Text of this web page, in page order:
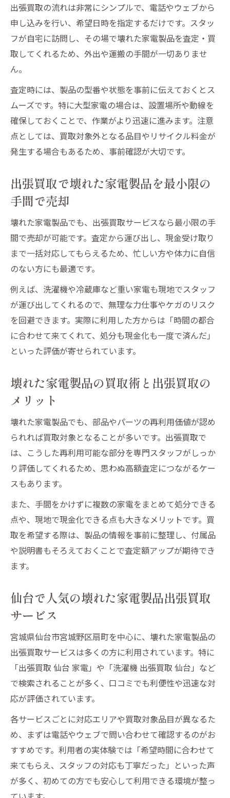
出張買取の流れは非常にシンプルで、電話やウェブから
申し込みを行い、希望日時を指定するだけです。スタッ
フが自宅に訪問し、その場で壊れた家電製品を査定・買
取してくれるため、外出や運搬の手間が一切ありませ
ん。
査定時には、製品の型番や状態を事前に伝えておくとス
ムーズです。特に大型家電の場合は、設置場所や動線を
確保しておくことで、作業がより迅速に進みます。注意
点としては、買取対象外となる品目やリサイクル料金が
発生する場合もあるため、事前確認が大切です。
出張買取で壊れた家電製品を最小限の
手間で売却
壊れた家電製品でも、出張買取サービスなら最小限の手
間で売却が可能です。査定から運び出し、現金受け取り
まで一括対応してもらえるため、忙しい方や体力に自信
のない方にも最適です。
例えば、洗濯機や冷蔵庫など重い家電も現地でスタッフ
が運び出してくれるので、無理な力仕事やケガのリスク
を回避できます。実際に利用した方からは「時間の都合
に合わせて来てくれて、処分も現金化も一度で済んだ」
といった評価が寄せられています。
壊れた家電製品の買取術と出張買取の
メリット
壊れた家電製品でも、部品やパーツの再利用価値が認め
られれば買取対象となることが多いです。出張買取で
は、こうした再利用可能な部分を専門スタッフがしっか
り評価してくれるため、思わぬ高額査定につながるケー
スもあります。
また、手間をかけずに複数の家電をまとめて処分できる
点や、現地で現金化できる点も大きなメリットです。買
取を希望する際は、製品の情報を事前に整理し、付属品
や説明書もそろえておくことで査定額アップが期待でき
ます。
仙台で人気の壊れた家電製品出張買取
サービス
宮城県仙台市宮城野区扇町を中心に、壊れた家電製品の
出張買取サービスは多くの方に利用されています。特に
「出張買取 仙台 家電」や「洗濯機 出張買取 仙台」など
で検索されることが多く、口コミでも利便性や迅速な対
応が評価されています。
各サービスごとに対応エリアや買取対象品目が異なるた
め、まずは電話やウェブで問い合わせて確認するのがお
すすめです。利用者の実体験では「希望時間に合わせて
来てもらえ、スタッフの対応も丁寧だった」といった声
が多く、初めての方でも安心して利用できる環境が整っ